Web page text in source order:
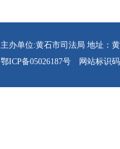
主办单位:黄石市司法局 地址：
鄂ICP备05026187号 网站标识